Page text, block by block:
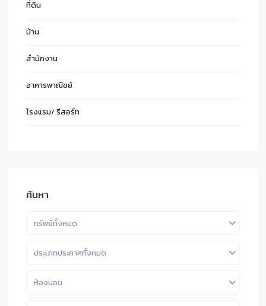
ที่ดิน
บ้าน
สำนักงาน
อาคารพาณิชย์
โรงแรม/ รีสอร์ท
ค้นหา
ทรัพย์ทั้งหมด
ประเภทประกาศทั้งหมด
ห้องนอน